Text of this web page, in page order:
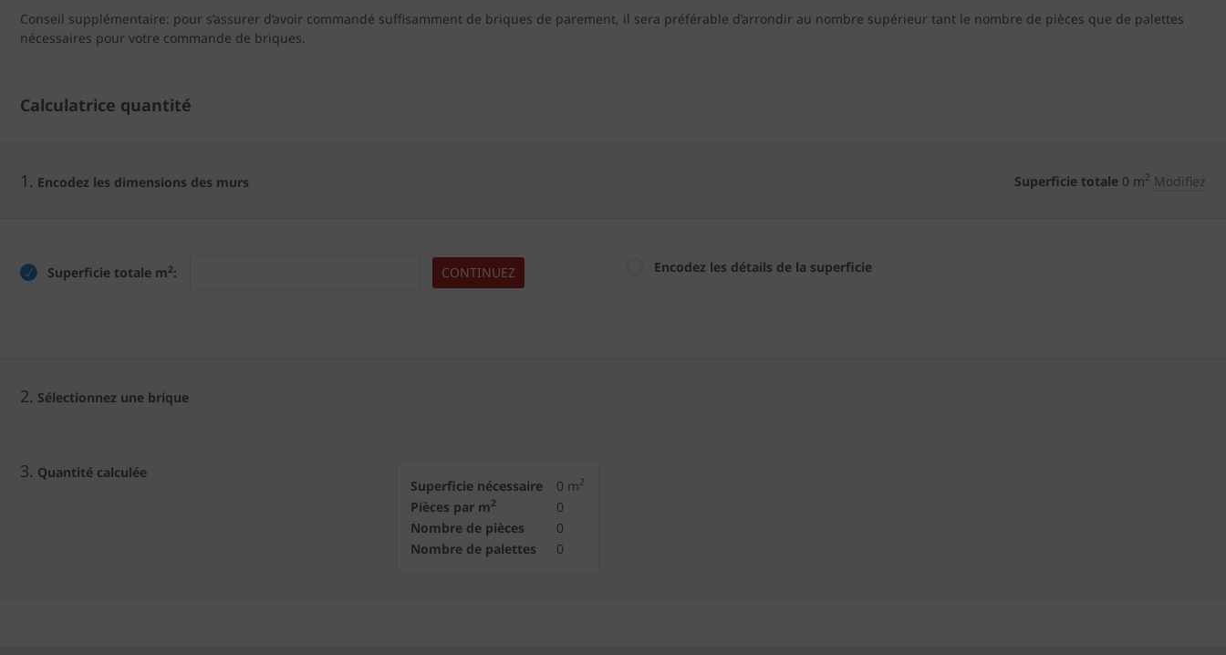
Conseil supplémentaire: pour s’assurer d’avoir commandé suffisamment de briques de parement, il sera préférable d’arrondir au nombre supérieur tant le nombre de pièces que de palettes
nécessaires pour votre commande de briques.
Calculatrice quantité
1. Encodez les dimensions des murs Superficie totale 0 m2 Modifiez
Superficie totale m2: CONTINUEZ Encodez les détails de la superficie
2. Sélectionnez une brique
3. Quantité calculée
Superficie nécessaire 0 m2
Pièces par m2
0
Nombre de pièces
0
Nombre de palettes
0